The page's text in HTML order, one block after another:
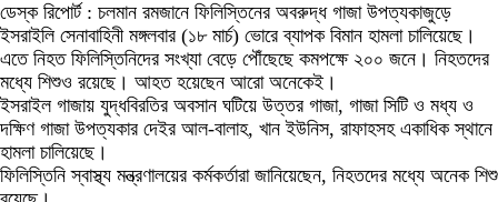
ডেস্ক রিপোর্ট : চলমান রমজানে ফিলিস্তিনের অবরুদ্ধ গাজা উপত্যকাজুড়ে
ইসরাইলি সেনাবাহিনী মঙ্গলবার (১৮ মার্চ) ভোরে ব্যাপক বিমান হামলা চালিয়েছে।
এতে নিহত ফিলিস্তিনিদের সংখ্যা বেড়ে পৌঁছেছে কমপক্ষে ২০০ জনে। নিহতদের
মধ্যে শিশুও রয়েছে। আহত হয়েছেন আরো অনেকেই।
ইসরাইল গাজায় যুদ্ধবিরতির অবসান ঘটিয়ে উত্তর গাজা, গাজা সিটি ও মধ্য ও
দক্ষিণ গাজা উপত্যকার দেইর আল-বালাহ, খান ইউনিস, রাফাহসহ একাধিক স্থানে
হামলা চালিয়েছে।
ফিলিস্তিনি স্বাস্থ্য মন্ত্রণালয়ের কর্মকর্তারা জানিয়েছেন, নিহতদের মধ্যে অনেক শিশু